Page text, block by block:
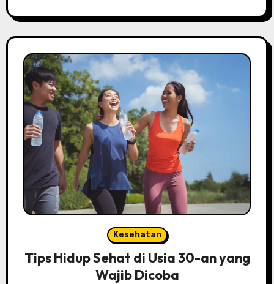
Kesehatan
Tips Hidup Sehat di Usia 30-an yang
Wajib Dicoba